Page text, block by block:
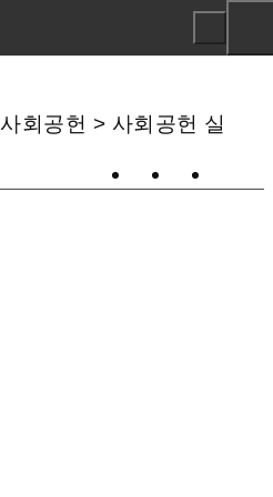
사회공헌 > 사회공헌 실